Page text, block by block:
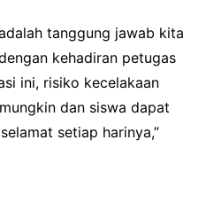
tanggung jawab kita
kehadiran petugas
ini, risiko kecelakaan
dan siswa dapat
setiap harinya,”